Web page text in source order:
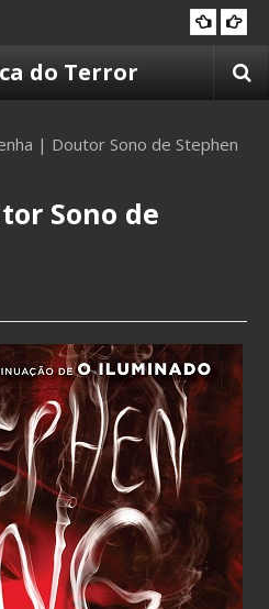
do Terror
| Doutor Sono de Stephen
Sono de